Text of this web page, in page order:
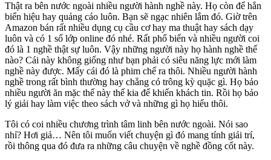
Thật ra bên nước ngoài nhiều người hành nghề này. Họ còn để hẳn
biển hiệu hay quảng cáo luôn. Bạn sẽ ngạc nhiên lắm đó. Giờ trên
Amazon bán rất nhiều dụng cụ cầu cơ hay ma thuật hay sách dạy
luôn và có 1 số lớp online đó nhé. Rất phổ biến và nhiều người coi
đó là 1 nghề thật sự luôn. Vậy những người này họ hành nghề thế
nào? Cái này không giống như bạn phải có siêu năng lực mới làm
nghề này được. Mấy cái đó là phim chế ra thôi. Nhiều người hành
nghề trong rất bình thường hay chẳng có trông kỳ quặc gì. Họ bảo
nhiều người ăn mặc thế này thế kia để khiến khách tin. Rồi họ bảo
lý giải hay làm việc theo sách vở và những gì họ hiểu thôi.
Tôi có coi nhiều chương trình tâm linh bên nước ngoài. Nói sao
nhỉ? Hơi giả… Nên tôi muốn viết chuyện gì đó mang tính giải trí,
rồi thông qua đó đưa ra những câu chuyện về nghề đồng cốt này.